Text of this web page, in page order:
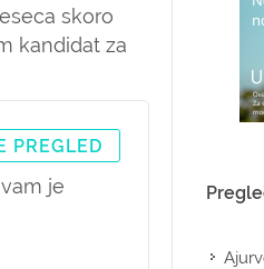
skoro
kandidat za
PREGLED
je